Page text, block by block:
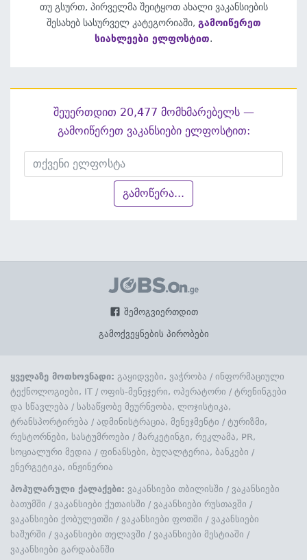
თუ გსურთ, პირველმა შეიტყოთ ახალი ვაკანსიების
შესახებ სასურველ კატეგორიაში, გამოიწერეთ
სიახლეები ელფოსტით.
შეუერთდით 20,477 მომხმარებელს —
გამოიწერეთ ვაკანსიები ელფოსტით:
გამოწერა...
შემოგვიერთდით
გამოქვეყნების პირობები
ყველაზე მოთხოვნადი: გაყიდვები, ვაჭრობა / ინფორმაციული
ტექნოლოგიები, IT / ოფის-მენეჯერი, ოპერატორი / ტრენინგები
და სწავლება / სასაწყობე მეურნეობა, ლოჯისტიკა,
ტრანსპორტირება / ადმინისტრაცია, მენეჯმენტი / ტურიზმი,
რესტორნები, სასტუმროები / მარკეტინგი, რეკლამა, PR,
სოციალური მედია / ფინანსები, ბუღალტერია, ბანკები /
ენერგეტიკა, ინჟინერია
პოპულარული ქალაქები: ვაკანსიები თბილისში / ვაკანსიები
ბათუმში / ვაკანსიები ქუთაისში / ვაკანსიები რუსთავში /
ვაკანსიები ქობულეთში / ვაკანსიები ფოთში / ვაკანსიები
ხაშურში / ვაკანსიები თელავში / ვაკანსიები მესტიაში /
ვაკანსიები გარდაბანში